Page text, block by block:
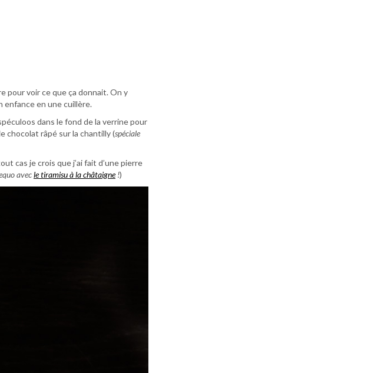
pour voir ce que ça donnait. On y
enfance en une cuillère.
dans le fond de la verrine pour
chocolat râpé sur la chantilly (spéciale
cas je crois que j’ai fait d’une pierre
avecle tiramisu à la châtaigne!)